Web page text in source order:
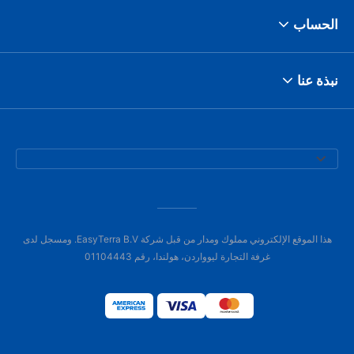
الحساب
نبذة عنا
هذا الموقع الإلكتروني مملوك ومدار من قبل شركة EasyTerra B.V. ومسجل لدى
غرفة التجارة ليوواردن، هولندا، رقم 01104443